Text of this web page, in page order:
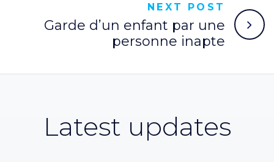
NEXT POST
Garde d’un enfant par une
personne inapte
Latest updates